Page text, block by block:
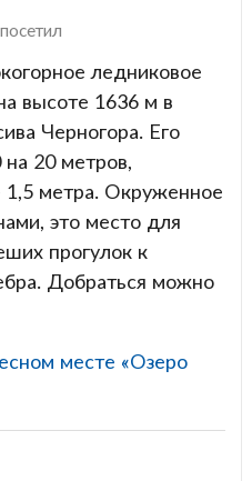
ледниковое
высоте 1636 м в
Черногора. Его
20 метров,
1,5 метра. Окруженное
это место для
прогулок к
Добраться можно
месте «Озеро